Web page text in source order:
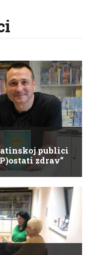
publici
zdrav”